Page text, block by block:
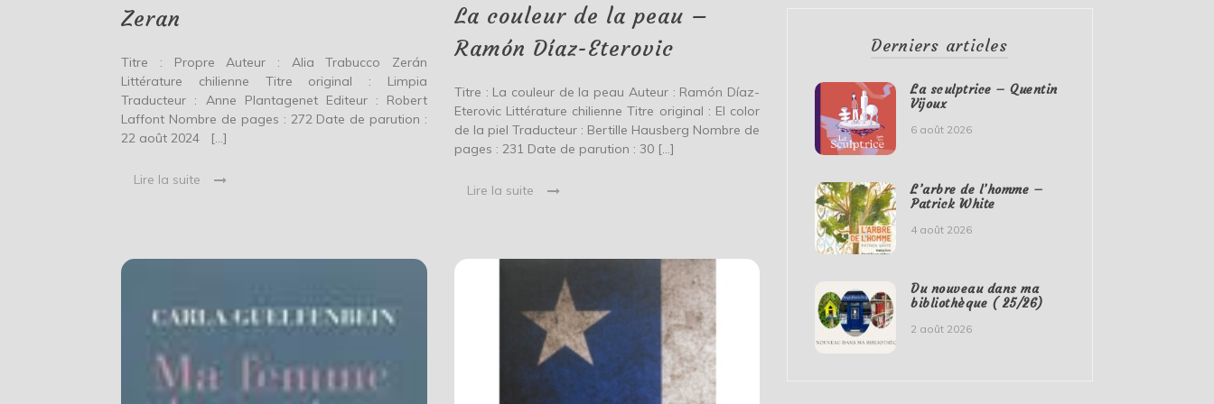
Zeran
Titre : Propre Auteur : Alia Trabucco Zerán
Littérature chilienne Titre original : Limpia
Traducteur : Anne Plantagenet Editeur : Robert
Laffont Nombre de pages : 272 Date de parution :
22 août 2024 […]
Lire la suite
Ramón
Eterovic
La couleur de la peau –
Ramón Díaz-Eterovic
Titre : La couleur de la peau Auteur : Ramón Díaz-
Eterovic Littérature chilienne Titre original : El color
de la piel Traducteur : Bertille Hausberg Nombre de
pages : 231 Date de parution : 30 […]
Lire la suite
Derniers articles
La sculptrice – Quentin
Vijoux
6 août 2026
L’arbre de l’homme –
Patrick White
4 août 2026
Du nouveau dans ma
bibliothèque ( 25/26)
2 août 2026